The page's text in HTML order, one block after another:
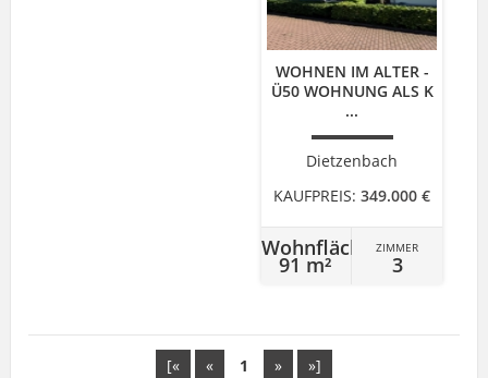
WOHNEN IM ALTER -
Ü50 WOHNUNG ALS K
...
Dietzenbach
KAUFPREIS: 349.000 €
Wohnfläche
91 m²
ZIMMER
3
[« « 1 » »]